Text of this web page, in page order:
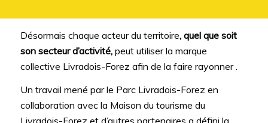
Désormais chaque acteur du territoire, quel que soit
son secteur d’activité,peut utiliser la marque
collective Livradois-Forez afin de la faire rayonner .
Un travail mené par le Parc Livradois-Forez en
collaboration avec la Maison du tourisme du